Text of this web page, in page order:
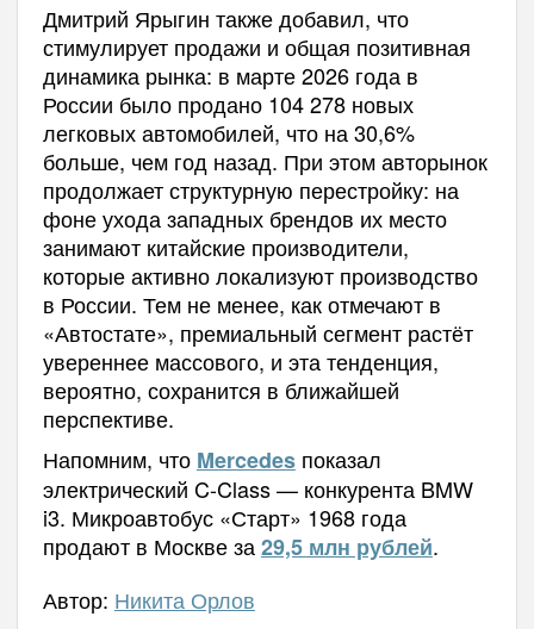
Дмитрий Ярыгин также добавил, что
стимулирует продажи и общая позитивная
динамика рынка: в марте 2026 года в
России было продано 104 278 новых
легковых автомобилей, что на 30,6%
больше, чем год назад. При этом авторынок
продолжает структурную перестройку: на
фоне ухода западных брендов их место
занимают китайские производители,
которые активно локализуют производство
в России. Тем не менее, как отмечают в
«Автостате», премиальный сегмент растёт
увереннее массового, и эта тенденция,
вероятно, сохранится в ближайшей
перспективе.
Напомним, что Mercedesпоказал
электрический C-Class — конкурента BMW
i3. Микроавтобус «Старт» 1968 года
продают в Москве за29,5 млн рублей.
Автор: Никита Орлов